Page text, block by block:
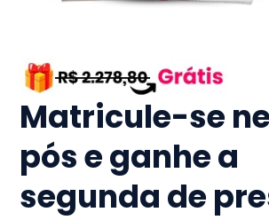
Matricule-se
pós e ganhe a
segunda de